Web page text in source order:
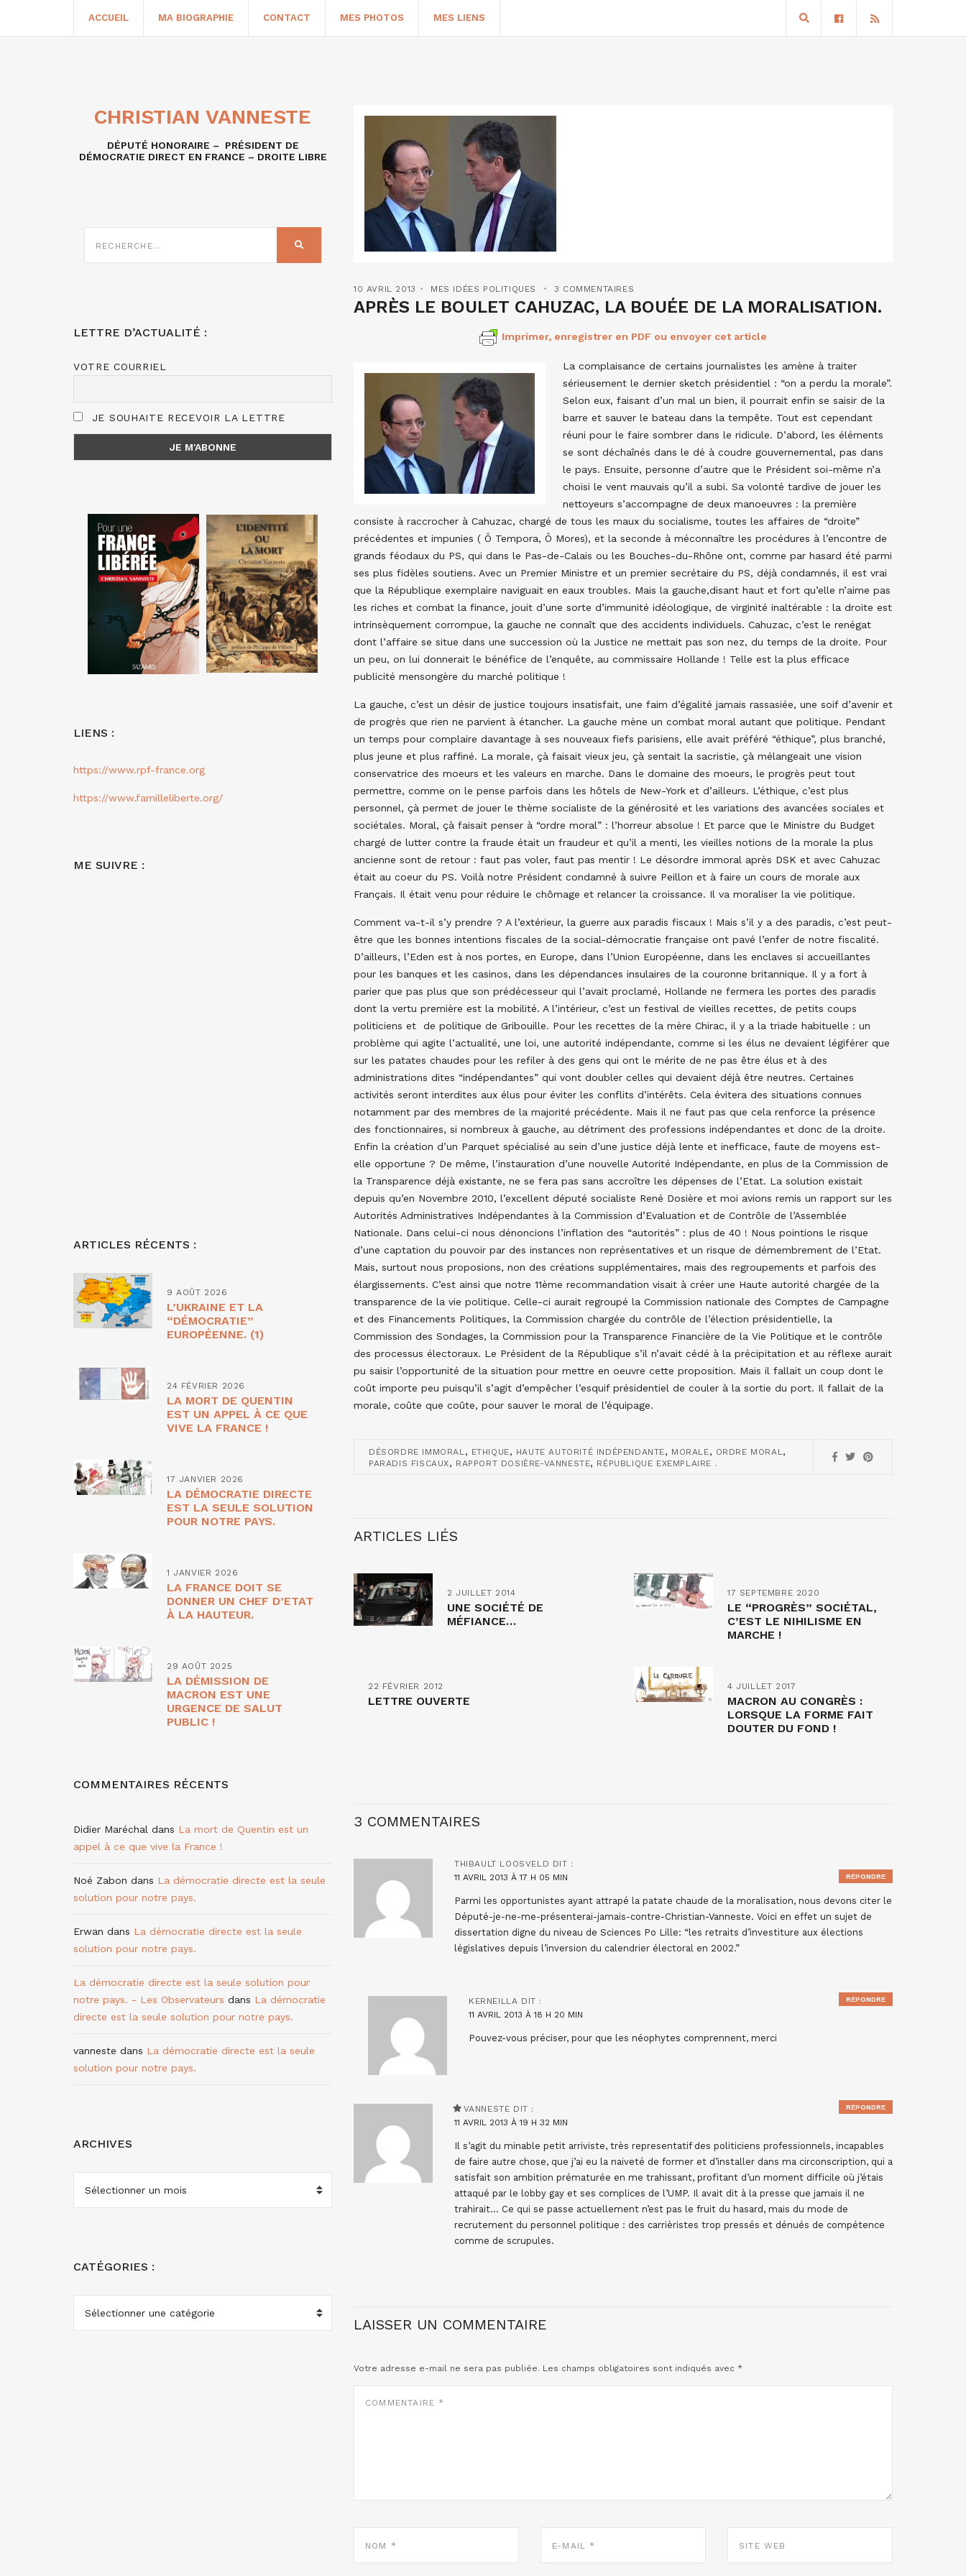
ACCUEIL MA BIOGRAPHIE CONTACT MES PHOTOS MES LIENS
10 AVRIL 2013 MES IDÉES POLITIQUES 3 COMMENTAIRES
APRÈS LE BOULET CAHUZAC, LA BOUÉE DE LA MORALISATION.
Imprimer, enregistrer en PDF ou envoyer cet article
La complaisance de certains journalistes les amène à traiter
sérieusement le dernier sketch présidentiel : “on a perdu la morale”.
Selon eux, faisant d’un mal un bien, il pourrait enfin se saisir de la
barre et sauver le bateau dans la tempête. Tout est cependant
réuni pour le faire sombrer dans le ridicule. D’abord, les éléments
se sont déchaînés dans le dé à coudre gouvernemental, pas dans
le pays. Ensuite, personne d’autre que le Président soi-même n’a
choisi le vent mauvais qu’il a subi. Sa volonté tardive de jouer les
nettoyeurs s’accompagne de deux manoeuvres : la première
consiste à raccrocher à Cahuzac, chargé de tous les maux du socialisme, toutes les affaires de “droite”
précédentes et impunies ( Ô Tempora, Ô Mores), et la seconde à méconnaître les procédures à l’encontre de
grands féodaux du PS, qui dans le Pas-de-Calais ou les Bouches-du-Rhône ont, comme par hasard été parmi
ses plus fidèles soutiens. Avec un Premier Ministre et un premier secrétaire du PS, déjà condamnés, il est vrai
que la République exemplaire naviguait en eaux troubles. Mais la gauche,disant haut et fort qu’elle n’aime pas
les riches et combat la finance, jouit d’une sorte d’immunité idéologique, de virginité inaltérable : la droite est
intrinsèquement corrompue, la gauche ne connaît que des accidents individuels. Cahuzac, c’est le renégat
dont l’affaire se situe dans une succession où la Justice ne mettait pas son nez, du temps de la droite. Pour
un peu, on lui donnerait le bénéfice de l’enquête, au commissaire Hollande ! Telle est la plus efficace
publicité mensongère du marché politique !
La gauche, c’est un désir de justice toujours insatisfait, une faim d’égalité jamais rassasiée, une soif d’avenir et
de progrès que rien ne parvient à étancher. La gauche mène un combat moral autant que politique. Pendant
un temps pour complaire davantage à ses nouveaux fiefs parisiens, elle avait préféré “éthique”, plus branché,
plus jeune et plus raffiné. La morale, çà faisait vieux jeu, çà sentait la sacristie, çà mélangeait une vision
conservatrice des moeurs et les valeurs en marche. Dans le domaine des moeurs, le progrès peut tout
permettre, comme on le pense parfois dans les hôtels de New-York et d’ailleurs. L’éthique, c’est plus
personnel, çà permet de jouer le thème socialiste de la générosité et les variations des avancées sociales et
sociétales. Moral, çà faisait penser à “ordre moral” : l’horreur absolue ! Et parce que le Ministre du Budget
chargé de lutter contre la fraude était un fraudeur et qu’il a menti, les vieilles notions de la morale la plus
ancienne sont de retour : faut pas voler, faut pas mentir ! Le désordre immoral après DSK et avec Cahuzac
était au coeur du PS. Voilà notre Président condamné à suivre Peillon et à faire un cours de morale aux
Français. Il était venu pour réduire le chômage et relancer la croissance. Il va moraliser la vie politique.
Comment va-t-il s’y prendre ? A l’extérieur, la guerre aux paradis fiscaux ! Mais s’il y a des paradis, c’est peut-
être que les bonnes intentions fiscales de la social-démocratie française ont pavé l’enfer de notre fiscalité.
D’ailleurs, l’Eden est à nos portes, en Europe, dans l’Union Européenne, dans les enclaves si accueillantes
pour les banques et les casinos, dans les dépendances insulaires de la couronne britannique. Il y a fort à
parier que pas plus que son prédécesseur qui l’avait proclamé, Hollande ne fermera les portes des paradis
dont la vertu première est la mobilité. A l’intérieur, c’est un festival de vieilles recettes, de petits coups
politiciens et de politique de Gribouille. Pour les recettes de la mère Chirac, il y a la triade habituelle : un
problème qui agite l’actualité, une loi, une autorité indépendante, comme si les élus ne devaient légiférer que
sur les patates chaudes pour les refiler à des gens qui ont le mérite de ne pas être élus et à des
administrations dites “indépendantes” qui vont doubler celles qui devaient déjà être neutres. Certaines
activités seront interdites aux élus pour éviter les conflits d’intérêts. Cela évitera des situations connues
notamment par des membres de la majorité précédente. Mais il ne faut pas que cela renforce la présence
des fonctionnaires, si nombreux à gauche, au détriment des professions indépendantes et donc de la droite.
Enfin la création d’un Parquet spécialisé au sein d’une justice déjà lente et inefficace, faute de moyens est-
elle opportune ? De même, l’instauration d’une nouvelle Autorité Indépendante, en plus de la Commission de
la Transparence déjà existante, ne se fera pas sans accroître les dépenses de l’Etat. La solution existait
depuis qu’en Novembre 2010, l’excellent député socialiste René Dosière et moi avions remis un rapport sur les
Autorités Administratives Indépendantes à la Commission d’Evaluation et de Contrôle de l’Assemblée
Nationale. Dans celui-ci nous dénoncions l’inflation des “autorités” : plus de 40 ! Nous pointions le risque
d’une captation du pouvoir par des instances non représentatives et un risque de démembrement de l’Etat.
Mais, surtout nous proposions, non des créations supplémentaires, mais des regroupements et parfois des
élargissements. C’est ainsi que notre 11ème recommandation visait à créer une Haute autorité chargée de la
transparence de la vie politique. Celle-ci aurait regroupé la Commission nationale des Comptes de Campagne
et des Financements Politiques, la Commission chargée du contrôle de l’élection présidentielle, la
Commission des Sondages, la Commission pour la Transparence Financière de la Vie Politique et le contrôle
des processus électoraux. Le Président de la République s’il n’avait cédé à la précipitation et au réflexe aurait
pu saisir l’opportunité de la situation pour mettre en oeuvre cette proposition. Mais il fallait un coup dont le
coût importe peu puisqu’il s’agit d’empêcher l’esquif présidentiel de couler à la sortie du port. Il fallait de la
morale, coûte que coûte, pour sauver le moral de l’équipage.
DÉSORDRE IMMORAL, ETHIQUE, HAUTE AUTORITÉ INDÉPENDANTE, MORALE, ORDRE MORAL,
PARADIS FISCAUX, RAPPORT DOSIÈRE-VANNESTE, RÉPUBLIQUE EXEMPLAIRE .
ARTICLES LIÉS
2 JUILLET 2014
UNE SOCIÉTÉ DE
MÉFIANCE…
17 SEPTEMBRE 2020
LE “PROGRÈS” SOCIÉTAL,
C’EST LE NIHILISME EN
MARCHE !
22 FÉVRIER 2012
LETTRE OUVERTE
4 JUILLET 2017
MACRON AU CONGRÈS :
LORSQUE LA FORME FAIT
DOUTER DU FOND !
3 COMMENTAIRES
THIBAULT LOOSVELD DIT :
11 AVRIL 2013 À 17 H 05 MIN
Parmi les opportunistes ayant attrapé la patate chaude de la moralisation, nous devons citer le
Député-je-ne-me-présenterai-jamais-contre-Christian-Vanneste. Voici en effet un sujet de
dissertation digne du niveau de Sciences Po Lille: “les retraits d’investiture aux élections
législatives depuis l’inversion du calendrier électoral en 2002.”
RÉPONDRE
KERNEILLA DIT :
11 AVRIL 2013 À 18 H 20 MIN
Pouvez-vous préciser, pour que les néophytes comprennent, merci
RÉPONDRE
VANNESTE DIT :
11 AVRIL 2013 À 19 H 32 MIN
Il s’agit du minable petit arriviste, très representatif des politiciens professionnels, incapables
de faire autre chose, que j’ai eu la naiveté de former et d’installer dans ma circonscription, qui a
satisfait son ambition prématurée en me trahissant, profitant d’un moment difficile où j’étais
attaqué par le lobby gay et ses complices de l’UMP. Il avait dit à la presse que jamais il ne
trahirait… Ce qui se passe actuellement n’est pas le fruit du hasard, mais du mode de
recrutement du personnel politique : des carrièristes trop pressés et dénués de compétence
comme de scrupules.
RÉPONDRE
LAISSER UN COMMENTAIRE
Votre adresse e-mail ne sera pas publiée. Les champs obligatoires sont indiqués avec *
MAIL
WEB
CHRISTIAN VANNESTE
DÉPUTÉ HONORAIRE – PRÉSIDENT DE
DÉMOCRATIE DIRECT EN FRANCE – DROITE LIBRE
SUR
LETTRE D’ACTUALITÉ :
VOTRE COURRIEL
JE SOUHAITE RECEVOIR LA LETTRE
LIENS :
https://www.rpf-france.org
https://www.familleliberte.org/
ME SUIVRE :
ARTICLES RÉCENTS :
9 AOÛT 2026
L’UKRAINE ET LA
“DÉMOCRATIE”
EUROPÉENNE. (1)
24 FÉVRIER 2026
LA MORT DE QUENTIN
EST UN APPEL À CE QUE
VIVE LA FRANCE !
17 JANVIER 2026
LA DÉMOCRATIE DIRECTE
EST LA SEULE SOLUTION
POUR NOTRE PAYS.
1 JANVIER 2026
LA FRANCE DOIT SE
DONNER UN CHEF D’ETAT
À LA HAUTEUR.
29 AOÛT 2025
LA DÉMISSION DE
MACRON EST UNE
URGENCE DE SALUT
PUBLIC !
COMMENTAIRES RÉCENTS
Didier Maréchal dans La mort de Quentin est un
appel à ce que vive la France !
Noé Zabon dans La démocratie directe est la seule
solution pour notre pays.
Erwan dans La démocratie directe est la seule
solution pour notre pays.
La démocratie directe est la seule solution pour
notre pays. - Les Observateurs dans La démocratie
directe est la seule solution pour notre pays.
vanneste dans La démocratie directe est la seule
solution pour notre pays.
ARCHIVES
ARCHIVES
CATÉGORIES :
CATÉGORIES